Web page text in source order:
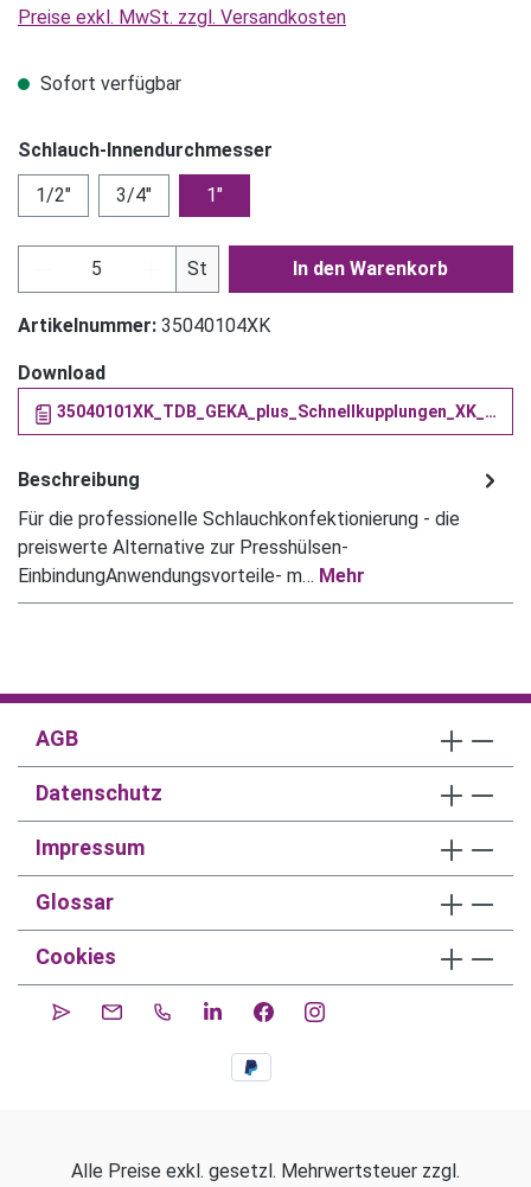
Preise exkl. MwSt. zzgl. Versandkosten
Sofort verfügbar
Schlauch-Innendurchmesser
1/2"
3/4" 1"
Produkt Anzahl: Gib den gewünschten Wert
St In den Warenkorb
Artikelnummer: 35040104XK
Download
35040101XK_TDB_GEKA_plus_Schnellkupplungen_XK_und_XLK_fuer_Trinkwasser (PDF)
Beschreibung
Für die professionelle Schlauchkonfektionierung - die
preiswerte Alternative zur Presshülsen-
EinbindungAnwendungsvorteile- m… Mehr
AGB
Datenschutz
Impressum
Glossar
Cookies
Alle Preise exkl. gesetzl. Mehrwertsteuer zzgl.